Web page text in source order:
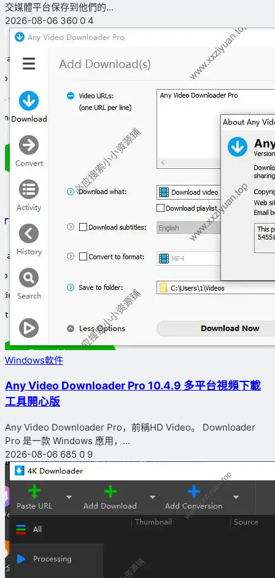
交媒體平台保存到他們的...
2026-08-06 360 0 4
Windows軟件
Any Video Downloader Pro 10.4.9 多平台視頻下載
工具開心版
Any Video Downloader Pro，前稱HD Video。 Downloader
Pro 是一款 Windows 應用，...
2026-08-06 685 0 9